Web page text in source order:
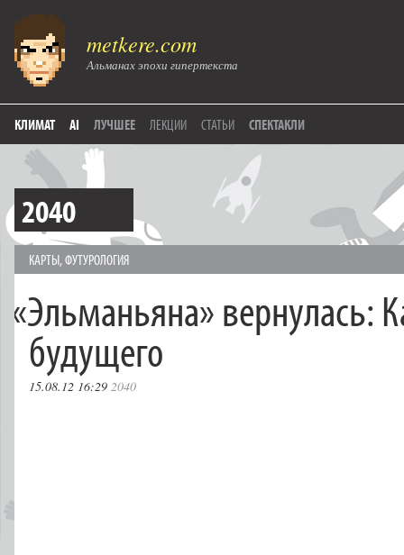
metkere.com
Альманах эпохи гипертекста
КЛИМАТ AI ЛУЧШЕЕ ЛЕКЦИИ СТАТЬИ СПЕКТАКЛИ
2040
КАРТЫ,ФУТУРОЛОГИЯ
«Эльманьяна» вернулась:
будущего
15.08.12 16:29 2040